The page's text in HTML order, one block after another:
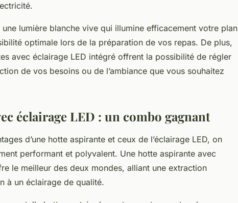
une lumière blanche vive qui illumine efficacement votre plan
optimale lors de la préparation de vos repas. De plus,
avec éclairage LED intégré offrent la possibilité de régler
de vos besoins ou de l’ambiance que vous souhaitez
éclairage LED : un combo gagnant
d’une hotte aspirante et ceux de l’éclairage LED, on
performant et polyvalent. Une hotte aspirante avec
le meilleur des deux mondes, alliant une extraction
à un éclairage de qualité.